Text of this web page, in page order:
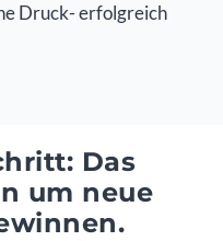
Druck- erfolgreich
Das
um neue